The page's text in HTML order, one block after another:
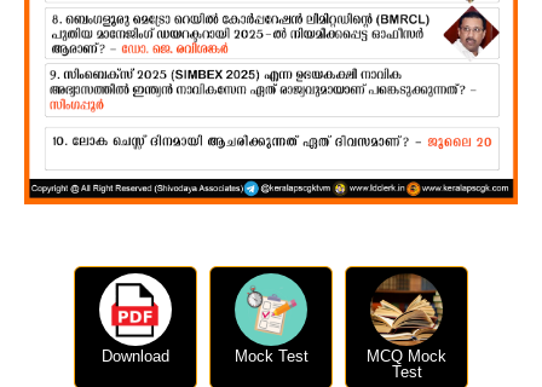
Download Mock Test
MCQ Mock
Test